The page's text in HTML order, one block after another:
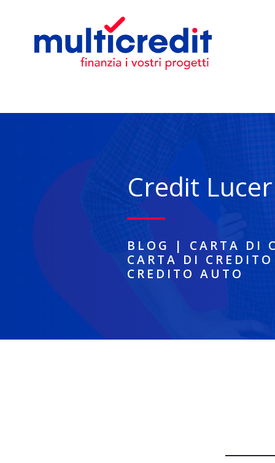
Credit
BLOG | CARTA DI
CARTA DI CREDITO
CREDITO AUTO